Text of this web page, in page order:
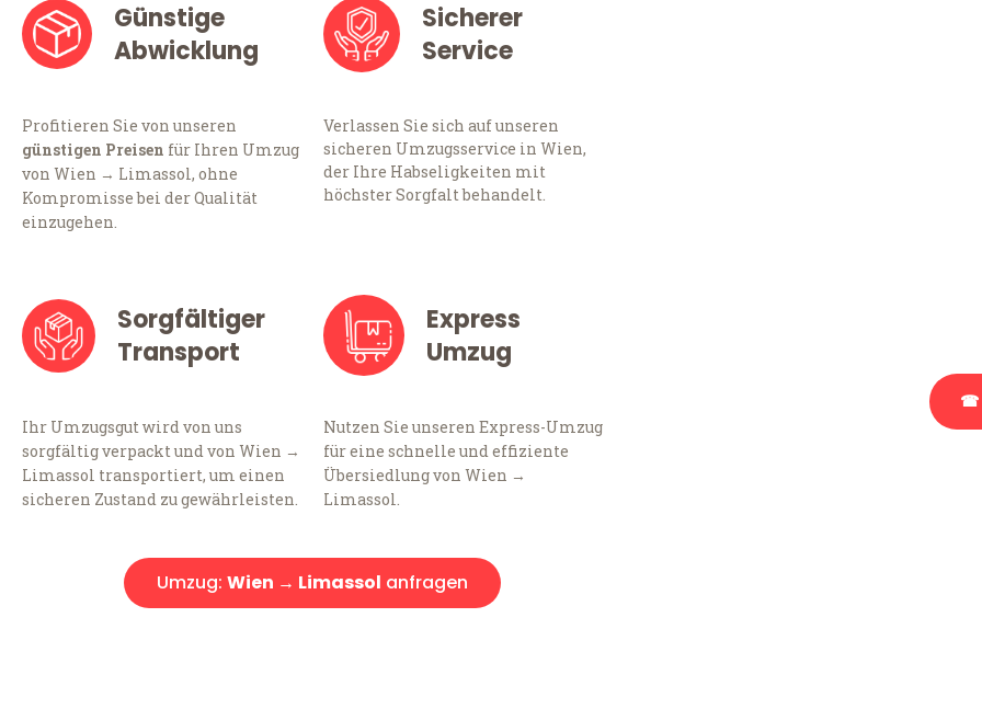
Günstige
Abwicklung
Profitieren Sie von unseren
günstigen Preisen für Ihren Umzug
von Wien → Limassol, ohne
Kompromisse bei der Qualität
einzugehen.
Sicherer
Service
Verlassen Sie sich auf unseren
sicheren Umzugsservice in Wien,
der Ihre Habseligkeiten mit
höchster Sorgfalt behandelt.
Sorgfältiger
Transport
Ihr Umzugsgut wird von uns
sorgfältig verpackt und von Wien →
Limassol transportiert, um einen
sicheren Zustand zu gewährleisten.
Express
Umzug
Nutzen Sie unseren Express-Umzug
für eine schnelle und effiziente
Übersiedlung von Wien →
Limassol.
Umzug: Wien → Limassol anfragen
☎